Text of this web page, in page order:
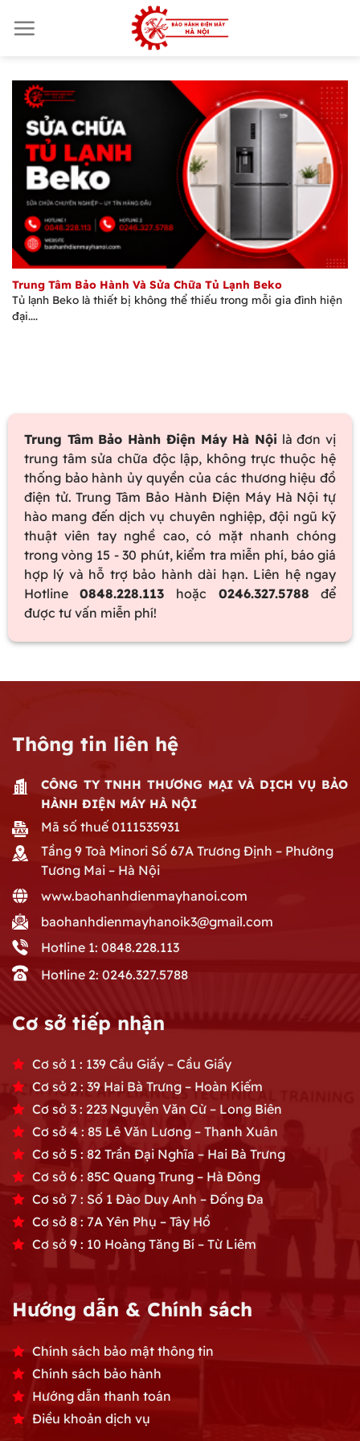
Trung Tâm Bảo Hành Và Sửa Chữa Tủ Lạnh Beko
Tủ lạnh Beko là thiết bị không thể thiếu trong mỗi gia đình hiện
đại....
Trung Tâm Bảo Hành Điện Máy Hà Nội là đơn vị
trung tâm sửa chữa độc lập, không trực thuộc hệ
thống bảo hành ủy quyền của các thương hiệu đồ
điện tử. Trung Tâm Bảo Hành Điện Máy Hà Nội tự
hào mang đến dịch vụ chuyên nghiệp, đội ngũ kỹ
thuật viên tay nghề cao, có mặt nhanh chóng
trong vòng 15 - 30 phút, kiểm tra miễn phí, báo giá
hợp lý và hỗ trợ bảo hành dài hạn. Liên hệ ngay
Hotline0848.228.113 hoặc 0246.327.5788 để
được tư vấn miễn phí!
Thông tin liên hệ
CÔNG TY TNHH THƯƠNG MẠI VÀ DỊCH VỤ BẢO
HÀNH ĐIỆN MÁY HÀ NỘI
Mã số thuế 0111535931
Tầng 9 Toà Minori Số 67A Trương Định – Phường
Tương Mai – Hà Nội
www.baohanhdienmayhanoi.com
baohanhdienmayhanoik3@gmail.com
Hotline 1: 0848.228.113
Hotline 2: 0246.327.5788
Cơ sở tiếp nhận
Cơ sở 1 : 139 Cầu Giấy – Cầu Giấy
Cơ sở 2 : 39 Hai Bà Trưng – Hoàn Kiếm
Cơ sở 3 : 223 Nguyễn Văn Cừ – Long Biên
Cơ sở 4 : 85 Lê Văn Lương – Thanh Xuân
Cơ sở 5 : 82 Trần Đại Nghĩa – Hai Bà Trưng
Cơ sở 6 : 85C Quang Trung – Hà Đông
Cơ sở 7 : Số 1 Đào Duy Anh – Đống Đa
Cơ sở 8 : 7A Yên Phụ – Tây Hồ
Cơ sở 9 : 10 Hoàng Tăng Bí – Từ Liêm
Hướng dẫn & Chính sách
Chính sách bảo mật thông tin
Chính sách bảo hành
Hướng dẫn thanh toán
Điều khoản dịch vụ